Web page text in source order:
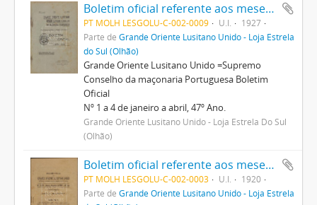
Boletim oficial referente aos meses de janeiro a abril.
PT MOLH LESGOLU-C-002-0009 U.I.
1927
Parte de Grande Oriente Lusitano Unido - Loja Estrela
do Sul (Olhão)
Grande Oriente Lusitano Unido =Supremo
Conselho da maçonaria Portuguesa Boletim
Oficial
Nº 1 a 4 de janeiro a abril, 47º Ano.
Grande Oriente Lusitano Unido - Loja Estrela Do Sul
(Olhão)
Boletim oficial referente aos meses de janeiro a dezembro
PT MOLH LESGOLU-C-002-0003 U.I.
1920
Parte de Grande Oriente Lusitano Unido - Loja Estrela